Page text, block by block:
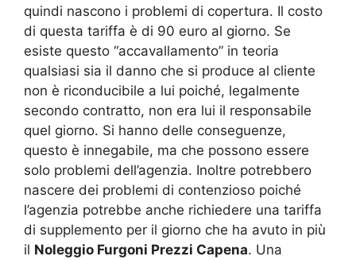
quindi nascono i problemi di copertura. Il costo
di questa tariffa è di 90 euro al giorno. Se
esiste questo “accavallamento” in teoria
qualsiasi sia il danno che si produce al cliente
non è riconducibile a lui poiché, legalmente
secondo contratto, non era lui il responsabile
quel giorno. Si hanno delle conseguenze,
questo è innegabile, ma che possono essere
solo problemi dell’agenzia. Inoltre potrebbero
nascere dei problemi di contenzioso poiché
l’agenzia potrebbe anche richiedere una tariffa
di supplemento per il giorno che ha avuto in più
il Noleggio Furgoni Prezzi Capena. Una